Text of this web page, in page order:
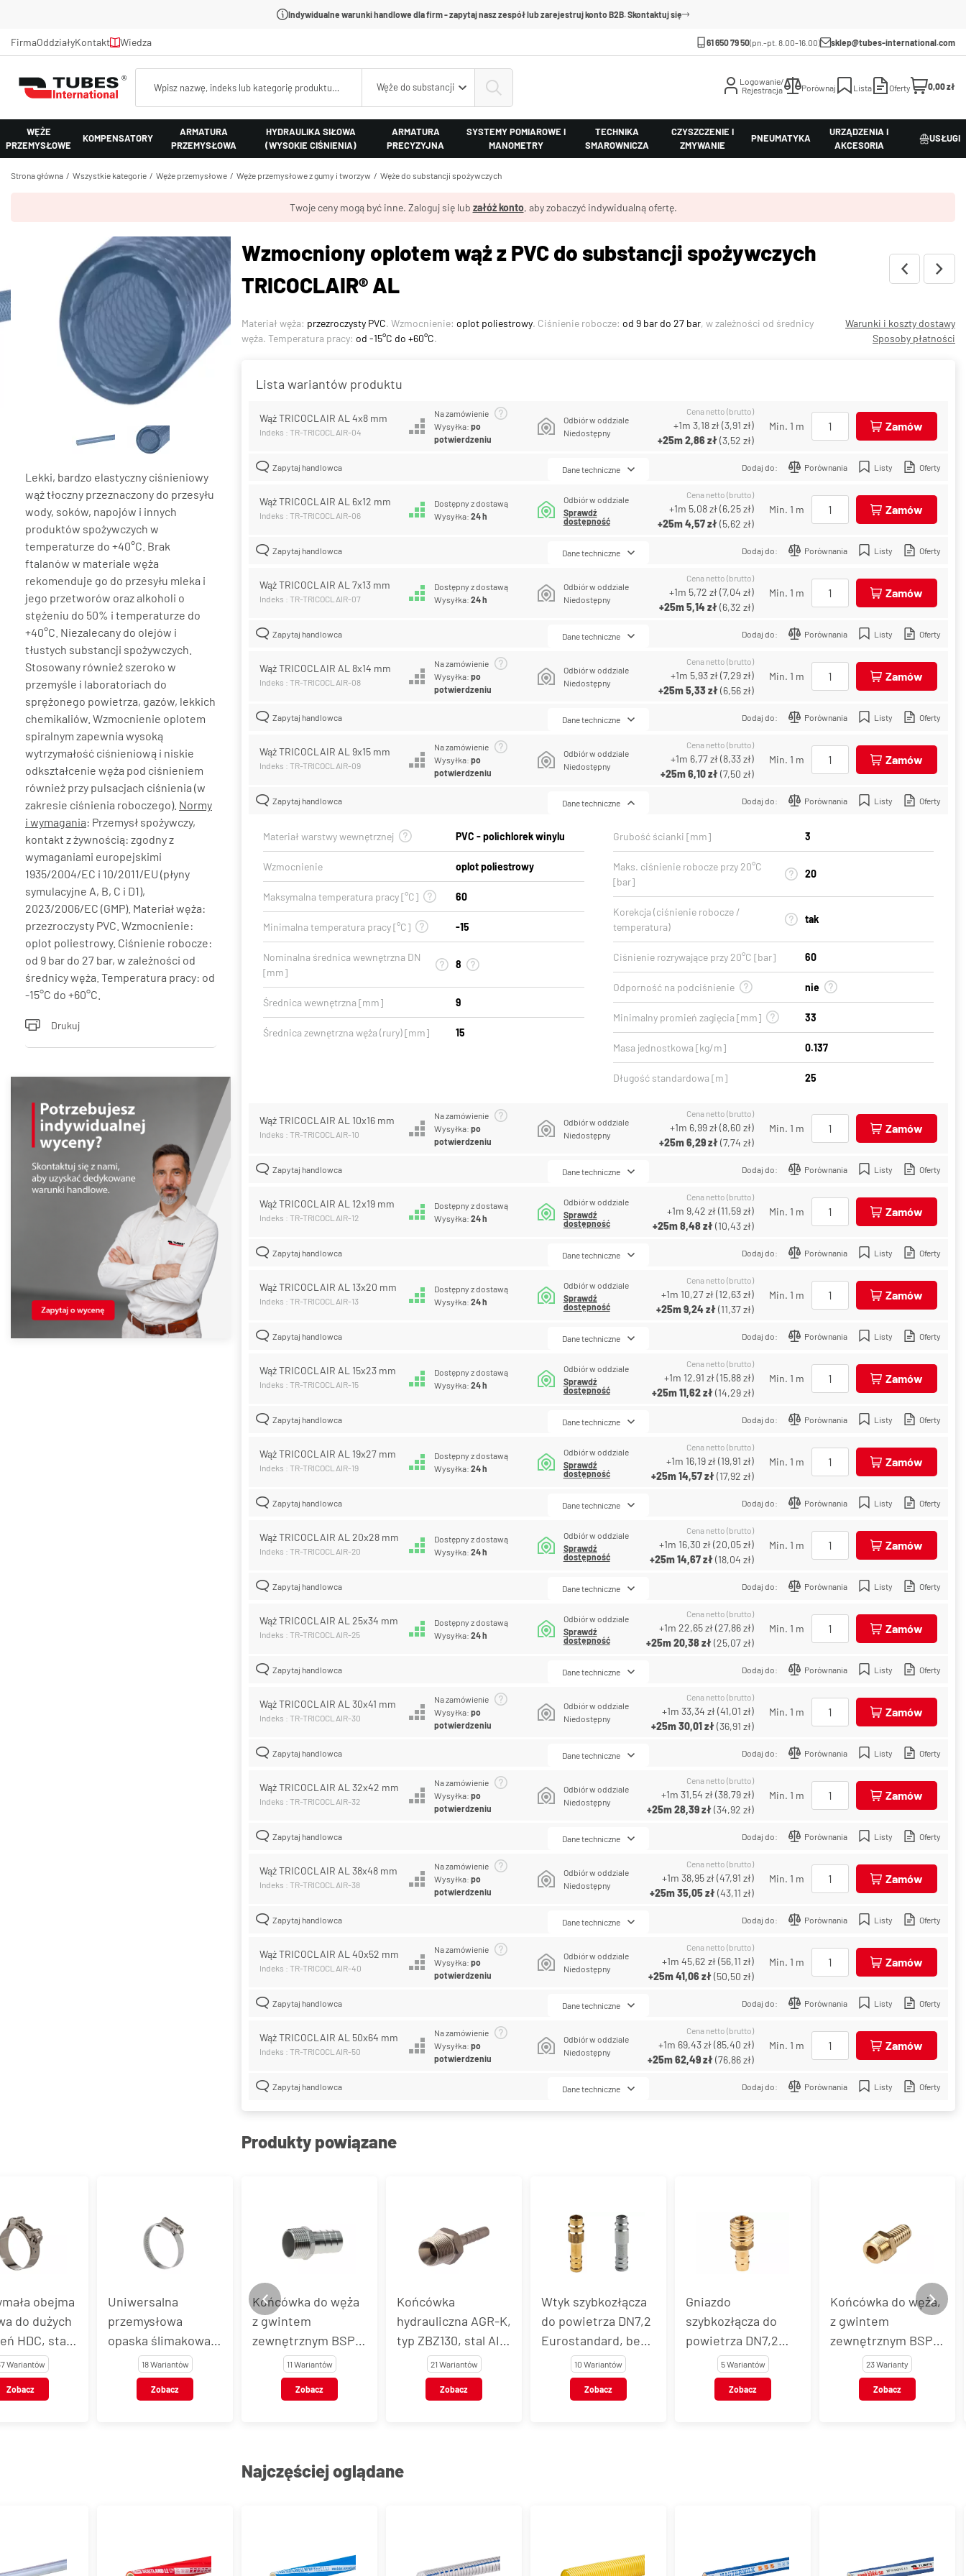
Indywidualne warunki handlowe dla firm - zapytaj nasz zespół lub zarejestruj konto B2B. Skontaktuj się
FirmaOddziałyKontakt Wiedza 61 650 79 50(pn.-pt. 8.00-16.00) sklep@tubes-international.com
Węże do substancji spożywczych
Logowanie/
Rejestracja
Porównaj Lista Oferty 0,00 zł
WĘŻE
PRZEMYSŁOWE
KOMPENSATORY
ARMATURA
PRZEMYSŁOWA
HYDRAULIKA SIŁOWA
(WYSOKIE CIŚNIENIA)
ARMATURA
PRECYZYJNA
SYSTEMY POMIAROWE I
MANOMETRY
TECHNIKA
SMAROWNICZA
CZYSZCZENIE I
ZMYWANIE
PNEUMATYKA
URZĄDZENIA I
AKCESORIA
USŁUGI
Strona główna Wszystkie kategorie Węże przemysłowe Węże przemysłowe z gumy i tworzyw Węże do substancji spożywczych
Twoje ceny mogą być inne. Zaloguj się lub załóż konto, aby zobaczyć indywidualną ofertę.
Lekki, bardzo elastyczny ciśnieniowy
wąż tłoczny przeznaczony do przesyłu
wody, soków, napojów i innych
produktów spożywczych w
temperaturze do +40°C. Brak
ftalanów w materiale węża
rekomenduje go do przesyłu mleka i
jego przetworów oraz alkoholi o
stężeniu do 50% i temperaturze do
+40°C. Niezalecany do olejów i
tłustych substancji spożywczych.
Stosowany również szeroko w
przemyśle i laboratoriach do
sprężonego powietrza, gazów, lekkich
chemikaliów. Wzmocnienie oplotem
spiralnym zapewnia wysoką
wytrzymałość ciśnieniową i niskie
odkształcenie węża pod ciśnieniem
również przy pulsacjach ciśnienia (w
zakresie ciśnienia roboczego). Normy
i wymagania: Przemysł spożywczy,
kontakt z żywnością: zgodny z
wymaganiami europejskimi
1935/2004/EC i 10/2011/EU (płyny
symulacyjne A, B, C i D1),
2023/2006/EC (GMP). Materiał węża:
przezroczysty PVC. Wzmocnienie:
oplot poliestrowy. Ciśnienie robocze:
od 9 bar do 27 bar, w zależności od
średnicy węża. Temperatura pracy: od
-15°C do +60°C.
Drukuj
Wzmocniony oplotem wąż z PVC do substancji spożywczych
TRICOCLAIR® AL
Materiał węża: przezroczysty PVC. Wzmocnienie: oplot poliestrowy. Ciśnienie robocze: od 9 bar do 27 bar, w zależności od średnicy
węża. Temperatura pracy: od -15°C do +60°C.
Warunki i koszty dostawy
Sposoby płatności
Lista wariantów produktu
Wąż TRICOCLAIR AL 4x8 mm
Indeks : TR-TRICOCLAIR-04
Na zamówienie
Wysyłka:po
potwierdzeniu
Odbiór w oddziale
Niedostępny
Cena netto (brutto)
+1m 3,18 zł(3,91 zł)
+25m2,86 zł(3,52 zł)
Min. 1 m Zamów
Zapytaj handlowca Dodaj do: Porównania Listy Oferty
Dane techniczne
Wąż TRICOCLAIR AL 6x12 mm
Indeks : TR-TRICOCLAIR-06
Dostępny z dostawą
Wysyłka:24 h
Odbiór w oddziale
Sprawdź
dostępność
Cena netto (brutto)
+1m 5,08 zł(6,25 zł)
+25m4,57 zł(5,62 zł)
Min. 1 m Zamów
Zapytaj handlowca Dodaj do: Porównania Listy Oferty
Dane techniczne
Wąż TRICOCLAIR AL 7x13 mm
Indeks : TR-TRICOCLAIR-07
Dostępny z dostawą
Wysyłka:24 h
Odbiór w oddziale
Niedostępny
Cena netto (brutto)
+1m 5,72 zł(7,04 zł)
+25m5,14 zł(6,32 zł)
Min. 1 m Zamów
Zapytaj handlowca Dodaj do: Porównania Listy Oferty
Dane techniczne
Wąż TRICOCLAIR AL 8x14 mm
Indeks : TR-TRICOCLAIR-08
Na zamówienie
Wysyłka:po
potwierdzeniu
Odbiór w oddziale
Niedostępny
Cena netto (brutto)
+1m 5,93 zł(7,29 zł)
+25m5,33 zł(6,56 zł)
Min. 1 m Zamów
Zapytaj handlowca Dodaj do: Porównania Listy Oferty
Dane techniczne
Wąż TRICOCLAIR AL 9x15 mm
Indeks : TR-TRICOCLAIR-09
Na zamówienie
Wysyłka:po
potwierdzeniu
Odbiór w oddziale
Niedostępny
Cena netto (brutto)
+1m 6,77 zł(8,33 zł)
+25m6,10 zł(7,50 zł)
Min. 1 m Zamów
Zapytaj handlowca Dodaj do: Porównania Listy Oferty
Dane techniczne
Materiał warstwy wewnętrznej PVC - polichlorek winylu
Wzmocnienie oplot poliestrowy
Maksymalna temperatura pracy [°C] 60
Minimalna temperatura pracy [°C] -15
Nominalna średnica wewnętrzna DN
[mm]
8
Średnica wewnętrzna [mm] 9
Średnica zewnętrzna węża (rury) [mm] 15
Grubość ścianki [mm] 3
Maks. ciśnienie robocze przy 20°C
[bar]
20
Korekcja (ciśnienie robocze /
temperatura)
tak
Ciśnienie rozrywające przy 20°C [bar] 60
Odporność na podciśnienie nie
Minimalny promień zagięcia [mm] 33
Masa jednostkowa [kg/m] 0.137
Długość standardowa [m] 25
Wąż TRICOCLAIR AL 10x16 mm
Indeks : TR-TRICOCLAIR-10
Na zamówienie
Wysyłka:po
potwierdzeniu
Odbiór w oddziale
Niedostępny
Cena netto (brutto)
+1m 6,99 zł(8,60 zł)
+25m6,29 zł(7,74 zł)
Min. 1 m Zamów
Zapytaj handlowca Dodaj do: Porównania Listy Oferty
Dane techniczne
Wąż TRICOCLAIR AL 12x19 mm
Indeks : TR-TRICOCLAIR-12
Dostępny z dostawą
Wysyłka:24 h
Odbiór w oddziale
Sprawdź
dostępność
Cena netto (brutto)
+1m 9,42 zł(11,59 zł)
+25m8,48 zł(10,43 zł)
Min. 1 m Zamów
Zapytaj handlowca Dodaj do: Porównania Listy Oferty
Dane techniczne
Wąż TRICOCLAIR AL 13x20 mm
Indeks : TR-TRICOCLAIR-13
Dostępny z dostawą
Wysyłka:24 h
Odbiór w oddziale
Sprawdź
dostępność
Cena netto (brutto)
+1m 10,27 zł(12,63 zł)
+25m9,24 zł(11,37 zł)
Min. 1 m Zamów
Zapytaj handlowca Dodaj do: Porównania Listy Oferty
Dane techniczne
Wąż TRICOCLAIR AL 15x23 mm
Indeks : TR-TRICOCLAIR-15
Dostępny z dostawą
Wysyłka:24 h
Odbiór w oddziale
Sprawdź
dostępność
Cena netto (brutto)
+1m 12,91 zł(15,88 zł)
+25m11,62 zł(14,29 zł)
Min. 1 m Zamów
Zapytaj handlowca Dodaj do: Porównania Listy Oferty
Dane techniczne
Wąż TRICOCLAIR AL 19x27 mm
Indeks : TR-TRICOCLAIR-19
Dostępny z dostawą
Wysyłka:24 h
Odbiór w oddziale
Sprawdź
dostępność
Cena netto (brutto)
+1m 16,19 zł(19,91 zł)
+25m14,57 zł(17,92 zł)
Min. 1 m Zamów
Zapytaj handlowca Dodaj do: Porównania Listy Oferty
Dane techniczne
Wąż TRICOCLAIR AL 20x28 mm
Indeks : TR-TRICOCLAIR-20
Dostępny z dostawą
Wysyłka:24 h
Odbiór w oddziale
Sprawdź
dostępność
Cena netto (brutto)
+1m 16,30 zł(20,05 zł)
+25m14,67 zł(18,04 zł)
Min. 1 m Zamów
Zapytaj handlowca Dodaj do: Porównania Listy Oferty
Dane techniczne
Wąż TRICOCLAIR AL 25x34 mm
Indeks : TR-TRICOCLAIR-25
Dostępny z dostawą
Wysyłka:24 h
Odbiór w oddziale
Sprawdź
dostępność
Cena netto (brutto)
+1m 22,65 zł(27,86 zł)
+25m20,38 zł(25,07 zł)
Min. 1 m Zamów
Zapytaj handlowca Dodaj do: Porównania Listy Oferty
Dane techniczne
Wąż TRICOCLAIR AL 30x41 mm
Indeks : TR-TRICOCLAIR-30
Na zamówienie
Wysyłka:po
potwierdzeniu
Odbiór w oddziale
Niedostępny
Cena netto (brutto)
+1m 33,34 zł(41,01 zł)
+25m30,01 zł(36,91 zł)
Min. 1 m Zamów
Zapytaj handlowca Dodaj do: Porównania Listy Oferty
Dane techniczne
Wąż TRICOCLAIR AL 32x42 mm
Indeks : TR-TRICOCLAIR-32
Na zamówienie
Wysyłka:po
potwierdzeniu
Odbiór w oddziale
Niedostępny
Cena netto (brutto)
+1m 31,54 zł(38,79 zł)
+25m28,39 zł(34,92 zł)
Min. 1 m Zamów
Zapytaj handlowca Dodaj do: Porównania Listy Oferty
Dane techniczne
Wąż TRICOCLAIR AL 38x48 mm
Indeks : TR-TRICOCLAIR-38
Na zamówienie
Wysyłka:po
potwierdzeniu
Odbiór w oddziale
Niedostępny
Cena netto (brutto)
+1m 38,95 zł(47,91 zł)
+25m35,05 zł(43,11 zł)
Min. 1 m Zamów
Zapytaj handlowca Dodaj do: Porównania Listy Oferty
Dane techniczne
Wąż TRICOCLAIR AL 40x52 mm
Indeks : TR-TRICOCLAIR-40
Na zamówienie
Wysyłka:po
potwierdzeniu
Odbiór w oddziale
Niedostępny
Cena netto (brutto)
+1m 45,62 zł(56,11 zł)
+25m41,06 zł(50,50 zł)
Min. 1 m Zamów
Zapytaj handlowca Dodaj do: Porównania Listy Oferty
Dane techniczne
Wąż TRICOCLAIR AL 50x64 mm
Indeks : TR-TRICOCLAIR-50
Na zamówienie
Wysyłka:po
potwierdzeniu
Odbiór w oddziale
Niedostępny
Cena netto (brutto)
+1m 69,43 zł(85,40 zł)
+25m62,49 zł(76,86 zł)
Min. 1 m Zamów
Zapytaj handlowca Dodaj do: Porównania Listy Oferty
Dane techniczne
Produkty powiązane
obejma
do dużych
HDC, stal
Wariantów
Zobacz
Uniwersalna
przemysłowa
opaska ślimakowa
ASFA-L 9 mm, stal
węglowa
18 Wariantów
Zobacz
Końcówka do węża
z gwintem
zewnętrznym BSPT,
stal nierdzewna, typ
VT123
11 Wariantów
Zobacz
Końcówka
hydrauliczna AGR-K,
typ ZBZ130, stal AISI
21 Wariantów
Zobacz
Wtyk szybkozłącza
do powietrza DN7,2
Eurostandard, bez
zaworu, z końcówką
do węża, 35 bar
10 Wariantów
Zobacz
Gniazdo
szybkozłącza do
powietrza DN7,2
Eurostandard z
zaworem, z
końcówką do węża,
5 Wariantów
Zobacz
Końcówka do węża,
z gwintem
zewnętrznym BSP,
mosiądz, NiTO typ B
23 Warianty
Zobacz
Najczęściej oglądane